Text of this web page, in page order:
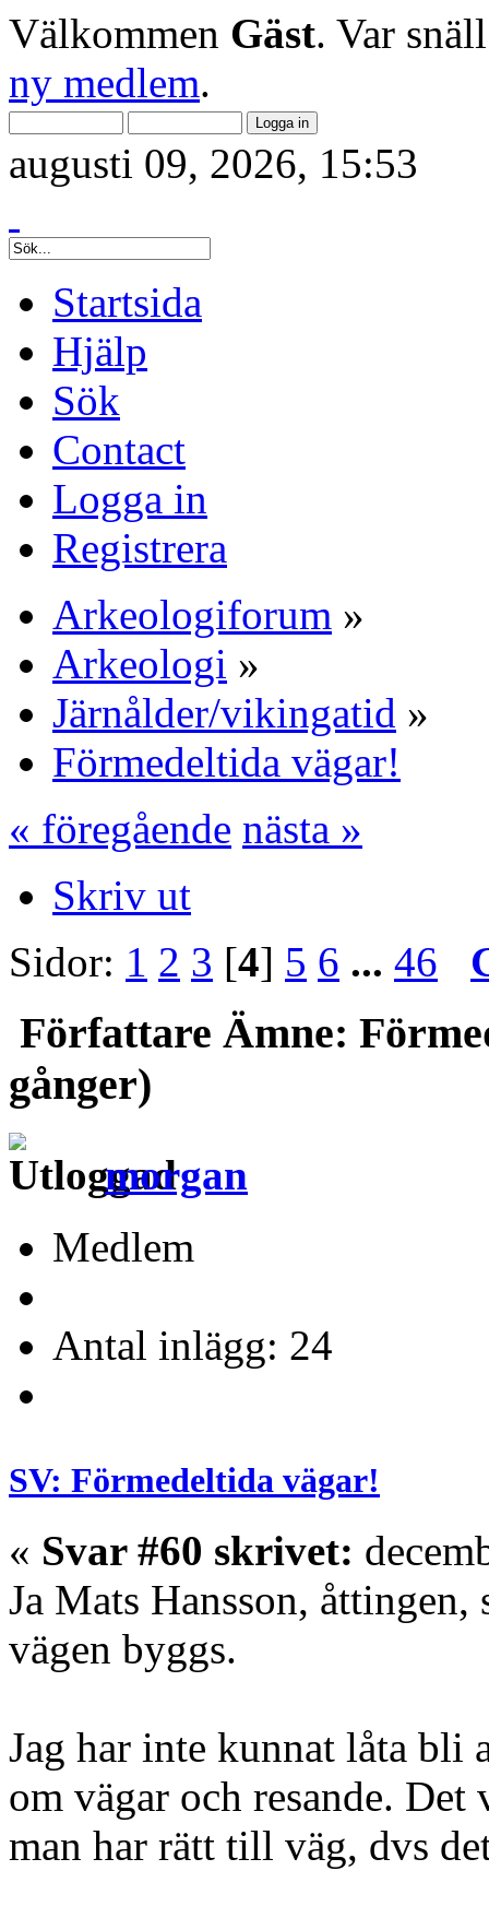
Välkommen Gäst. Var
ny medlem.
augusti 09, 2026, 15:53
Startsida
Hjälp
Sök
Contact
Logga in
Registrera
Arkeologiforum »
Arkeologi »
Järnålder/vikingatid »
Förmedeltida vägar!
« föregående nästa »
Skriv ut
Sidor: 1 2 3 [4] 5 6 ... 46
Författare Ämne:
gånger)
morgan
Medlem
Antal inlägg: 24
SV: Förmedeltida vägar!
« Svar #60 skrivet:
Ja Mats Hansson,
vägen byggs.
Jag har inte kunnat låta bli
om vägar och resande.
man har rätt till väg, dvs